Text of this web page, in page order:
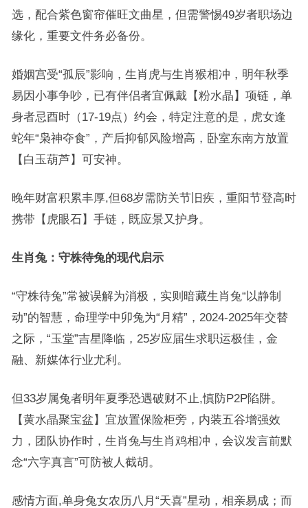
选，配合紫色窗帘催旺文曲星，但需警惕49岁者职场边
缘化，重要文件务必备份。
婚姻宫受“孤辰”影响，生肖虎与生肖猴相冲，明年秋季
易因小事争吵，已有伴侣者宜佩戴【粉水晶】项链，单
身者忌酉时（17-19点）约会，特定注意的是，虎女逢
蛇年“枭神夺食”，产后抑郁风险增高，卧室东南方放置
【白玉葫芦】可安神。
晚年财富积累丰厚,但68岁需防关节旧疾，重阳节登高时
携带【虎眼石】手链，既应景又护身。
生肖兔：守株待兔的现代启示
“守株待兔”常被误解为消极，实则暗藏生肖兔“以静制
动”的智慧，命理学中卯兔为“月精”，2024-2025年交替
之际，“玉堂”吉星降临，25岁应届生求职运极佳，金
融、新媒体行业尤利。
但33岁属兔者明年夏季恐遇破财不止,慎防P2P陷阱。
【黄水晶聚宝盆】宜放置保险柜旁，内装五谷增强效
力，团队协作时，生肖兔与生肖鸡相冲，会议发言前默
念“六字真言”可防被人截胡。
感情方面,单身兔女农历八月“天喜”星动，相亲易成；而